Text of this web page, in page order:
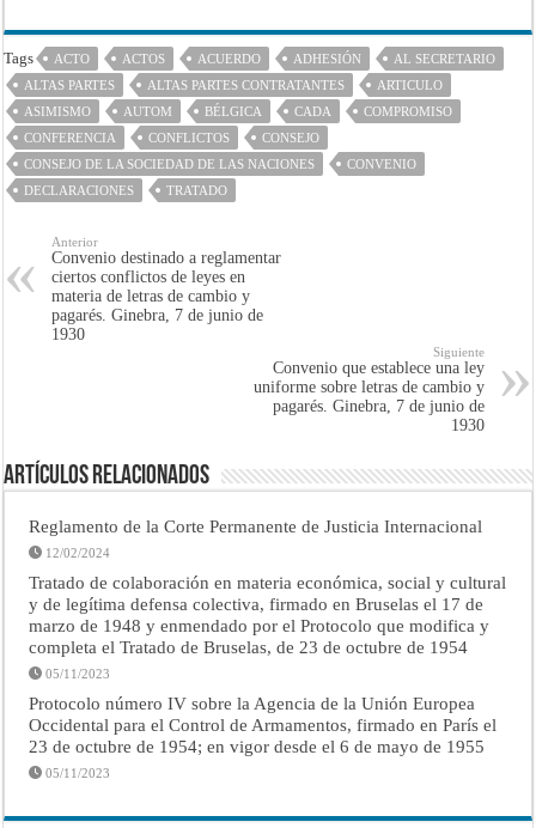
Tags ACTO ACTOS ACUERDO ADHESIÓN
AL SECRETARIO
ALTAS PARTES
ALTAS PARTES CONTRATANTES
ARTICULO
ASIMISMO
AUTOM BÉLGICA CADA
COMPROMISO
CONFERENCIA
CONFLICTOS
CONSEJO
CONSEJO DE LA SOCIEDAD DE LAS NACIONES
CONVENIO
DECLARACIONES
TRATADO
Anterior
Convenio destinado a reglamentar
ciertos conflictos de leyes en
materia de letras de cambio y
pagarés. Ginebra, 7 de junio de
1930
Siguiente
Convenio que establece una ley
uniforme sobre letras de cambio y
pagarés. Ginebra, 7 de junio de
1930
Artículos Relacionados
Reglamento de la Corte Permanente de Justicia Internacional
12/02/2024
Tratado de colaboración en materia económica, social y cultural
y de legítima defensa colectiva, firmado en Bruselas el 17 de
marzo de 1948 y enmendado por el Protocolo que modifica y
completa el Tratado de Bruselas, de 23 de octubre de 1954
05/11/2023
Protocolo número IV sobre la Agencia de la Unión Europea
Occidental para el Control de Armamentos, firmado en París el
23 de octubre de 1954; en vigor desde el 6 de mayo de 1955
05/11/2023